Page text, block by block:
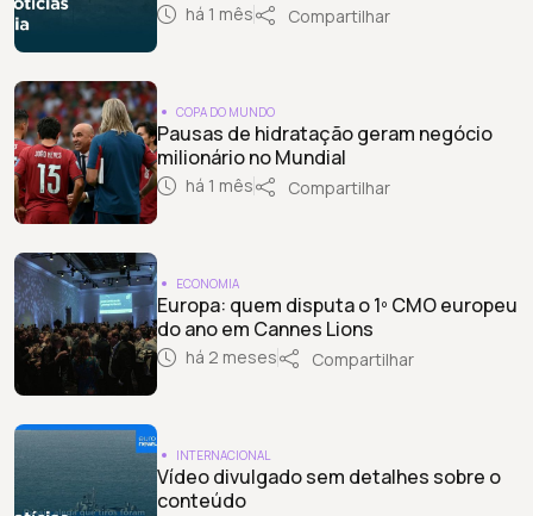
há 1 mês Compartilhar
COPA DO MUNDO
Pausas de hidratação geram negócio
milionário no Mundial
há 1 mês Compartilhar
ECONOMIA
Europa: quem disputa o 1º CMO europeu
do ano em Cannes Lions
há 2 meses Compartilhar
INTERNACIONAL
Vídeo divulgado sem detalhes sobre o
conteúdo